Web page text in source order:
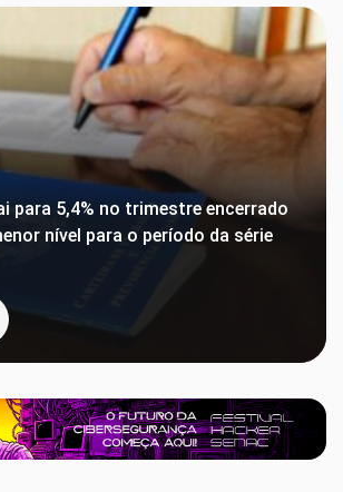
para 5,4% no trimestre encerrado
nível para o período da série